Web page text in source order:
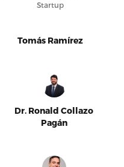
Startup
Tomás Ramírez
Dr. Ronald Collazo
Pagán